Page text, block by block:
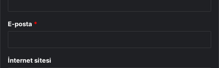
E-posta *
İnternet sitesi